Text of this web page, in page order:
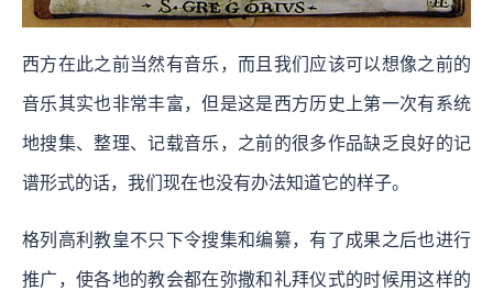
西方在此之前当然有音乐，而且我们应该可以想像之前的
音乐其实也非常丰富，但是这是西方历史上第一次有系统
地搜集、整理、记载音乐，之前的很多作品缺乏良好的记
谱形式的话，我们现在也没有办法知道它的样子。
格列高利教皇不只下令搜集和编纂，有了成果之后也进行
推广，使各地的教会都在弥撒和礼拜仪式的时候用这样的